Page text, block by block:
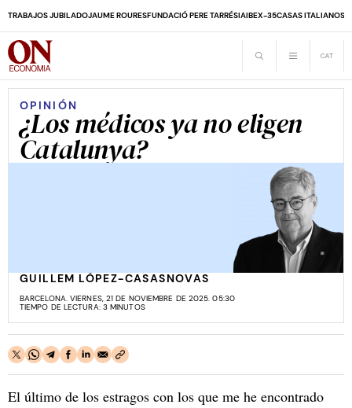
TRABAJOS JUBILADOJAUME ROURESFUNDACIÓ PERE TARRÉSIAIBEX-35CASAS ITALIANOS
OPINIÓN
¿Los médicos ya no eligen
Catalunya?
GUILLEM LÓPEZ-CASASNOVAS
BARCELONA. VIERNES, 21 DE NOVIEMBRE DE 2025. 05:30
TIEMPO DE LECTURA: 3 MINUTOS
El último de los estragos con los que me he encontrado